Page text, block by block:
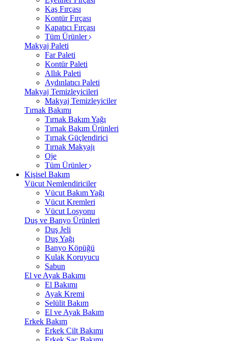
Kaş Fırçası
Kontür Fırçası
Kapatıcı Fırçası
Tüm Ürünler
Makyaj Paleti
Far Paleti
Kontür Paleti
Allık Paleti
Aydınlatıcı Paleti
Makyaj Temizleyicileri
Makyaj Temizleyiciler
Tırnak Bakımı
Tırnak Bakım Yağı
Tırnak Bakım Ürünleri
Tırnak Güçlendirici
Tırnak Makyajı
Oje
Tüm Ürünler
Kişisel Bakım
Vücut Nemlendiriciler
Vücut Bakım Yağı
Vücut Kremleri
Vücut Losyonu
Duş ve Banyo Ürünleri
Duş Jeli
Duş Yağı
Banyo Köpüğü
Kulak Koruyucu
Sabun
El ve Ayak Bakımı
El Bakımı
Ayak Kremi
Selülit Bakım
El ve Ayak Bakım
Erkek Bakım
Erkek Cilt Bakımı